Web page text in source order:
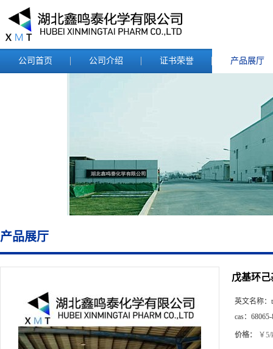
公司首页 公司介绍 证书荣誉 产品展厅
产品展厅
戊基环
英文名称：
cas：
价格： ￥5/